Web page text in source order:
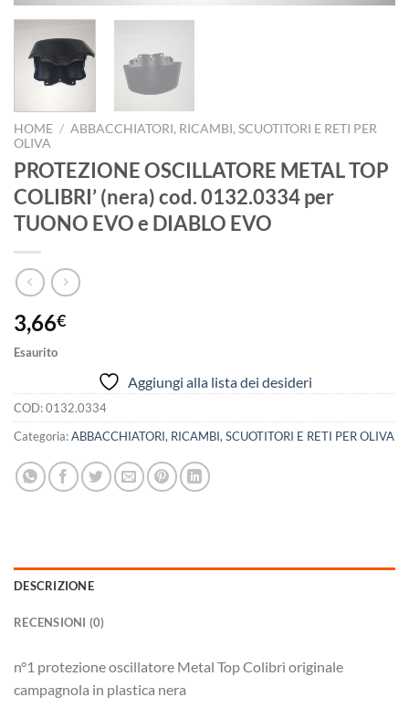
HOME / ABBACCHIATORI, RICAMBI, SCUOTITORI E RETI PER
OLIVA
PROTEZIONE OSCILLATORE METAL TOP
COLIBRI’ (nera) cod. 0132.0334 per
TUONO EVO e DIABLO EVO
3,66€
Esaurito
Aggiungi alla lista dei desideri
COD:0132.0334
Categoria:ABBACCHIATORI, RICAMBI, SCUOTITORI E RETI PER OLIVA
DESCRIZIONE
RECENSIONI (0)
n°1 protezione oscillatore Metal Top Colibrì originale
campagnola in plastica nera